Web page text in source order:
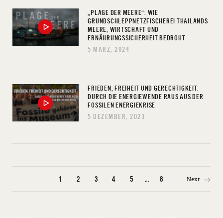
„PLAGE DER MEERE“: WIE
GRUNDSCHLEPPNETZFISCHEREI THAILANDS
MEERE, WIRTSCHAFT UND
ERNÄHRUNGSSICHERHEIT BEDROHT
5 MÄRZ, 2024
FRIEDEN, FREIHEIT UND GERECHTIGKEIT:
DURCH DIE ENERGIEWENDE RAUS AUS DER
FOSSILEN ENERGIEKRISE
5 DEZEMBER, 2023
1 2 3 4 5 … 8 Next